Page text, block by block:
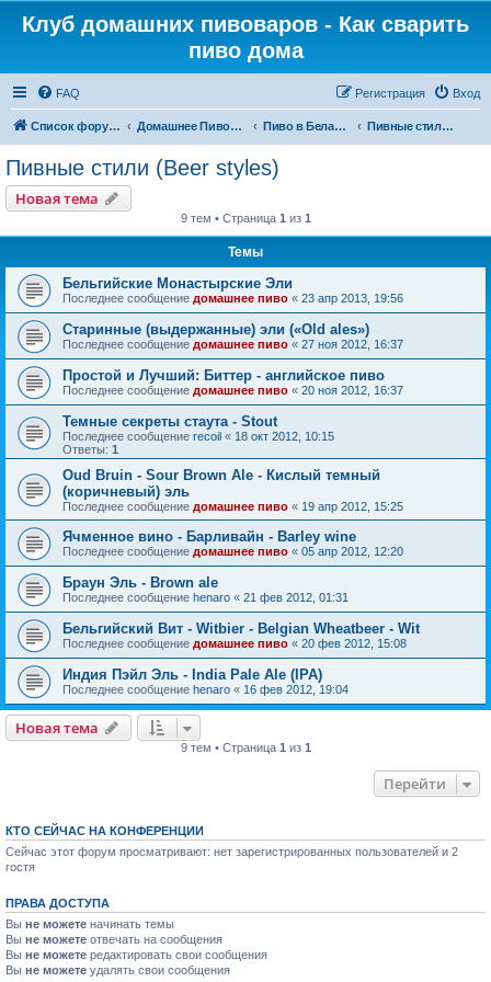
Клуб домашних пивоваров - Как cварить
пиво дома
FAQ Вход
Регистрация
Список форумов Домашнее Пивоварение - Минск Беларусь Пиво в Беларуси и в мире Пивные стили (Beer styles)
Пивные стили (Beer styles)
Новая тема
9 тем • Страница 1 из 1
Темы
Бельгийские Монастырские Эли
Последнее сообщение домашнее пиво « 23 апр 2013, 19:56
Старинные (выдержанные) эли («Old ales»)
Последнее сообщение домашнее пиво « 27 ноя 2012, 16:37
Простой и Лучший: Биттер - английское пиво
Последнее сообщение домашнее пиво « 20 ноя 2012, 16:37
Темные секреты стаута - Stout
Последнее сообщение recoil « 18 окт 2012, 10:15
Ответы: 1
Oud Bruin - Sour Brown Ale - Кислый темный
(коричневый) эль
Последнее сообщение домашнее пиво « 19 апр 2012, 15:25
Ячменное вино - Барливайн - Barley wine
Последнее сообщение домашнее пиво « 05 апр 2012, 12:20
Браун Эль - Brown ale
Последнее сообщение henaro « 21 фев 2012, 01:31
Бельгийский Вит - Witbier - Belgian Wheatbeer - Wit
Последнее сообщение домашнее пиво « 20 фев 2012, 15:08
Индия Пэйл Эль - India Pale Ale (IPA)
Последнее сообщение henaro « 16 фев 2012, 19:04
Новая тема
9 тем • Страница 1 из 1
Перейти
КТО СЕЙЧАС НА КОНФЕРЕНЦИИ
Сейчас этот форум просматривают: нет зарегистрированных пользователей и 2
гостя
ПРАВА ДОСТУПА
Вы не можете начинать темы
Вы не можете отвечать на сообщения
Вы не можете редактировать свои сообщения
Вы не можете удалять свои сообщения